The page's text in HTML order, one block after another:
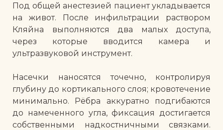
Под общей анестезией пациент укладывается
на живот. После инфильтрации раствором
Кляйна выполняются два малых доступа,
через которые вводится камера и
ультразвуковой инструмент.
Насечки наносятся точечно, контролируя
глубину до кортикального слоя; кровотечение
минимально. Рёбра аккуратно подгибаются
до намеченного угла, фиксация достигается
собственными надкостничными связками.